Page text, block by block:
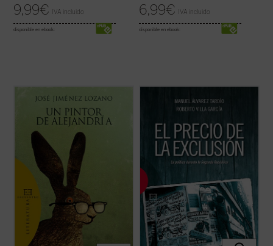
9,99€ IVA incluido
disponible en ebook:
6,99€ IVA incluido
disponible en ebook:
José Jiménez Lozano, premio Miguel de
Cervantes 2002, nos vuelve a cautivar con
este ingenioso y divertido relato sobre las
peripecias de un pueblo que quiere rehacer
las pinturas de la iglesia deterioradas por el
tiempo. Para ello Don Absalón, ...
enorme interés en la política y la sociedad
española. Sin embargo, las claves políticas
gran medida desconocidas: ¿Qué
concepción de la democracia ... (ver ficha)